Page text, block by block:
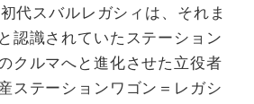
代スバルレガシィは、それま
認識されていたステーション
クルマへと進化させた立役者
ステーションワゴン＝レガシ